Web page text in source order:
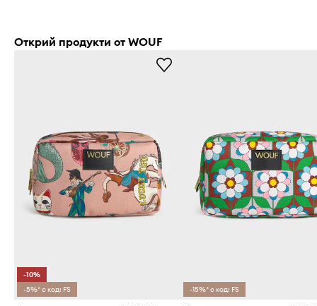
Открий продукти от WOUF
-10%
-5%* с код: FS
-15%* с код: FS